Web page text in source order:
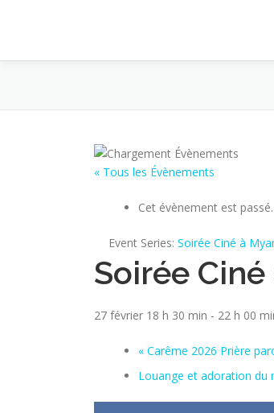
« Tous les Évènements
Cet évènement est passé.
Event Series: Soirée Ciné à
Soirée
27 février 18 h 30 min - 22 h 00
« Carême 2026 Prière
Louange et adoration du